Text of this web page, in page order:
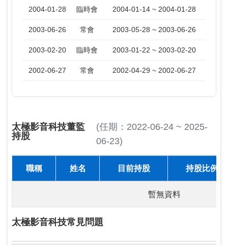
2004-01-28 臨時會 2004-01-14 ~ 2004-01-28
2003-06-26 常會 2003-05-28 ~ 2003-06-26
2003-02-20 臨時會 2003-01-22 ~ 2003-02-20
2002-06-27 常會 2002-04-29 ~ 2002-06-27
太極影音科技董監
持股
(任期：2022-06-24 ~ 2025-
06-23)
職稱 姓名 目前持股 持股比例
暫無資料
太極影音科技常見問題